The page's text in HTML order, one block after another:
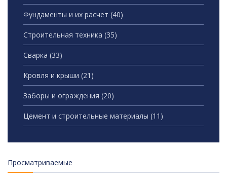
Фундаменты и их расчет (40)
Строительная техника (35)
Сварка (33)
Кровля и крыши (21)
Заборы и ограждения (20)
Цемент и строительные материалы (11)
Просматриваемые